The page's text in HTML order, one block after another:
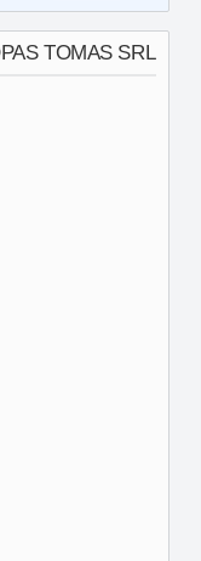
TOMAS SRL